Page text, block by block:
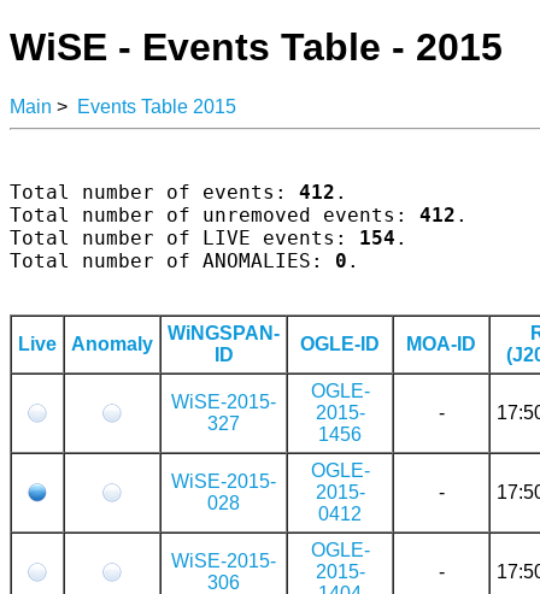
WiSE - Events Table - 2015
Main > Events Table 2015
Total number of events: 412 .
Total number of unremoved events: 412 .
Total number of LIVE events: 154 .
Total number of ANOMALIES: 0 .
Live Anomaly
WiNGSPAN-
ID
OGLE-ID MOA-ID
WiSE-2015-
327
OGLE-
2015-
1456
-
WiSE-2015-
028
OGLE-
2015-
0412
-
WiSE-2015-
306
OGLE-
2015-
-